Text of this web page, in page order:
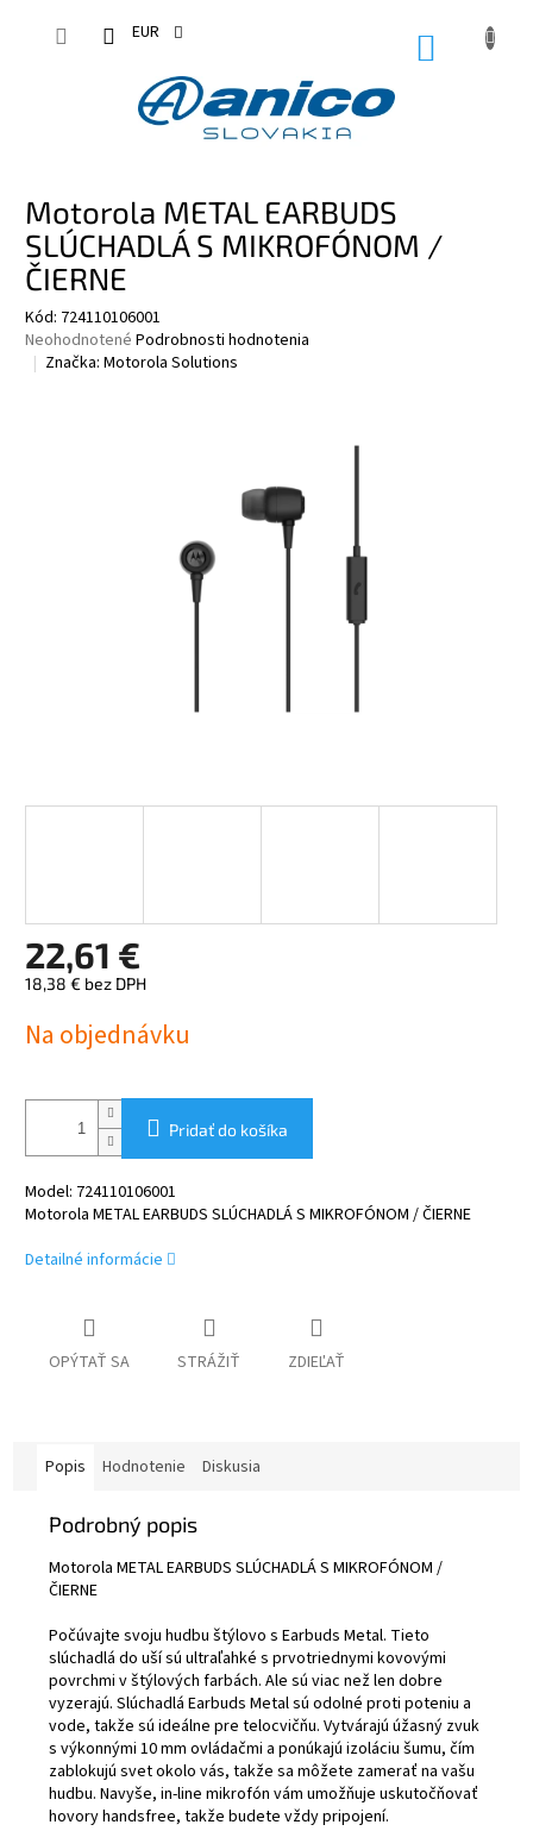
EUR
Motorola METAL EARBUDS
SLÚCHADLÁ S MIKROFÓNOM /
ČIERNE
Kód: 724110106001
Priemerné
hodnotenie
Neohodnotené Podrobnosti hodnotenia
Značka: Motorola Solutions
22,61 €
18,38 € bez DPH
cena:
Na objednávku
Pridať do košíka
Model: 724110106001
Motorola METAL EARBUDS SLÚCHADLÁ S MIKROFÓNOM / ČIERNE
Detailné informácie
OPÝTAŤ SA STRÁŽIŤ ZDIEĽAŤ
Popis Hodnotenie Diskusia
Podrobný popis
Motorola METAL EARBUDS SLÚCHADLÁ S MIKROFÓNOM /
ČIERNE
Počúvajte svoju hudbu štýlovo s Earbuds Metal. Tieto
slúchadlá do uší sú ultraľahké s prvotriednymi kovovými
povrchmi v štýlových farbách. Ale sú viac než len dobre
vyzerajú.Slúchadlá Earbuds Metal sú odolné proti poteniu a
vode, takže sú ideálne pre telocvičňu. Vytvárajú úžasný zvuk
s výkonnými 10 mm ovládačmi a ponúkajú izoláciu šumu, čím
zablokujú svet okolo vás, takže sa môžete zamerať na vašu
hudbu. Navyše, in-line mikrofón vám umožňuje uskutočňovať
hovory handsfree, takže budete vždy pripojení.